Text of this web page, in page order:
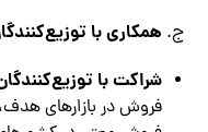
ج. همکاری با
شراکت با
فروش در بازارهای هدف،